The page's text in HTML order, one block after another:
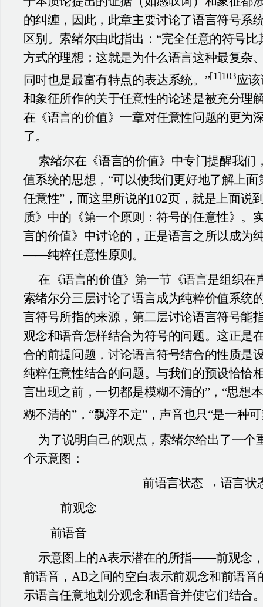
的纠缠，因此，此章主要讨论了语言符号系
区别。索绪尔由此指出：“完全任意的符号
方式的理想；这就是为什么语言这种最复杂
同时也是最富有特点的表达系统。”[1]103应
和象征所作的关于任意性的论述是被充分理
在《语言的价值》一章对任意性问题的更为
了。
索绪尔在《语言的价值》中专门提醒我们
值系统的思想，“可以使我们更好地了解上面
任意性”，而这里所说的102页，就是上面说
质》中的《第一个原则：符号的任意性》。
言的价值》中讨论的，正是语言之所以成为
——纯粹任意性原则。
在《语言的价值》第一节《语言是组织在
索绪尔分三层讨论了语言成为纯粹价值系统
言符号所指的来源，第二层讨论语言符号能
观念和语音怎样结合为符号的问题。这正是
合的前提问题，讨论语言符号结合的性质是
纯粹任意性结合的问题。与我们的预设恰恰
言出现之前，一切都是模糊不清的”，“思想
糊不清的”，“飘浮不定”，声音也只“是一种
为了说明自己的观点，索绪尔给出了一个
个示意图：
前语言状态 → 语言状
前观念
前语音
示意图上的A表示潜在的所指——前观念
前语音，AB之间的空白表示前观念和前语音
示语言任意地划分观念和语音并使它们结合